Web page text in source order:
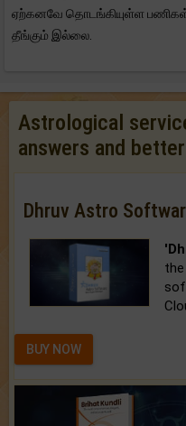
ஏற்கனவே தொடங்கியுள்ள
தீங்கும் இல்லை.
Astrological
answers and
Dhruv Astro
BUY NOW